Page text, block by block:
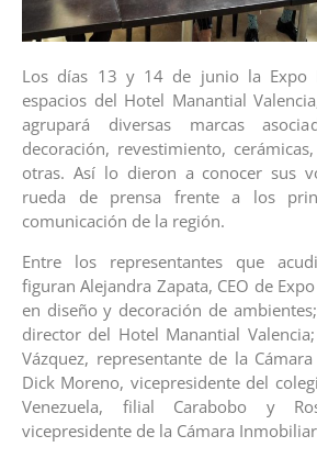
Los días 13 y 14 de junio la Expo
espacios del Hotel Manantial
agrupará diversas marcas
decoración, revestimiento,
otras. Así lo dieron a conocer sus
rueda de prensa frente a los
comunicación de la región.
Entre los representantes que
figuran Alejandra Zapata, CEO de
en diseño y decoración de
director del Hotel Manantial
Vázquez, representante de la
Dick Moreno, vicepresidente del
Venezuela, filial Carabobo y
vicepresidente de la Cámara